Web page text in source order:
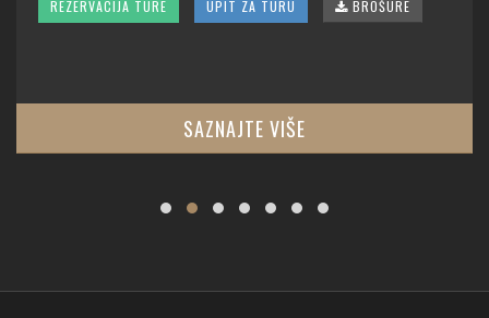
REZERVACIJA TURE UPIT ZA TURU BROŠURE
SAZNAJTE VIŠE